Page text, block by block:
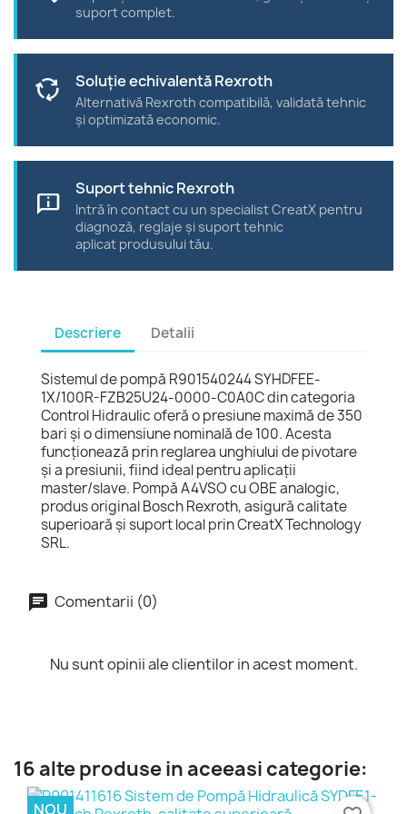
suport complet.
cycle Soluție echivalentă Rexroth
Alternativă Rexroth compatibilă, validată tehnic
și optimizată economic.
chat_info
Suport tehnic Rexroth
Intră în contact cu un specialist CreatX pentru
diagnoză, reglaje și suport tehnic
aplicat produsului tău.
Descriere Detalii
Sistemul de pompă R901540244 SYHDFEE-
1X/100R-FZB25U24-0000-C0A0C din categoria
Control Hidraulic oferă o presiune maximă de 350
bari și o dimensiune nominală de 100. Acesta
funcționează prin reglarea unghiului de pivotare
și a presiunii, fiind ideal pentru aplicații
master/slave. Pompă A4VSO cu OBE analogic,
produs original Bosch Rexroth, asigură calitate
superioară și suport local prin CreatX Technology
SRL.
Comentarii (0)
Nu sunt opinii ale clientilor in acest moment.
16 alte produse in aceeasi categorie:
NOU